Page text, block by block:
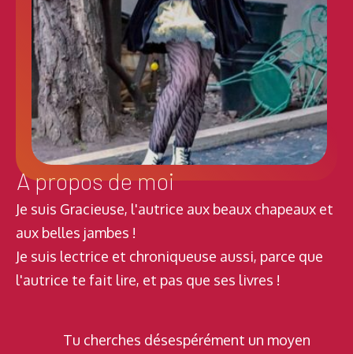
A propos de moi
Je suis Gracieuse, l'autrice aux beaux chapeaux et
aux belles jambes !
Je suis lectrice et chroniqueuse aussi, parce que
l'autrice te fait lire, et pas que ses livres !
Tu cherches désespérément un moyen